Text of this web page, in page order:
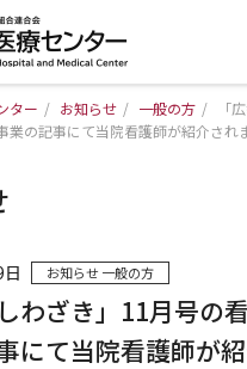
ージ
いて
部門のご案内
ター / お知らせ / 一般の方 /
「
業の記事にて当院看護師が紹介され
お知らせ 一般の方
しわざき」11月号の
にて当院看護師が